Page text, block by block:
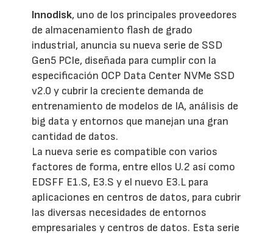
Innodisk, uno de los principales proveedores
de almacenamiento flash de grado
industrial, anuncia su nueva serie de SSD
Gen5 PCIe, diseñada para cumplir con la
especificación OCP Data Center NVMe SSD
v2.0 y cubrir la creciente demanda de
entrenamiento de modelos de IA, análisis de
big data y entornos que manejan una gran
cantidad de datos.
La nueva serie es compatible con varios
factores de forma, entre ellos U.2 así como
EDSFF E1.S, E3.S y el nuevo E3.L para
aplicaciones en centros de datos, para cubrir
las diversas necesidades de entornos
empresariales y centros de datos. Esta serie